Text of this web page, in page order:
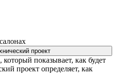
проект
показывает, как будет
проект определяет, как